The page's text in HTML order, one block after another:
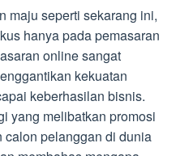
maju seperti sekarang ini,
hanya pada pemasaran
online sangat
kekuatan
keberhasilan bisnis.
yang melibatkan promosi
pelanggan di dunia